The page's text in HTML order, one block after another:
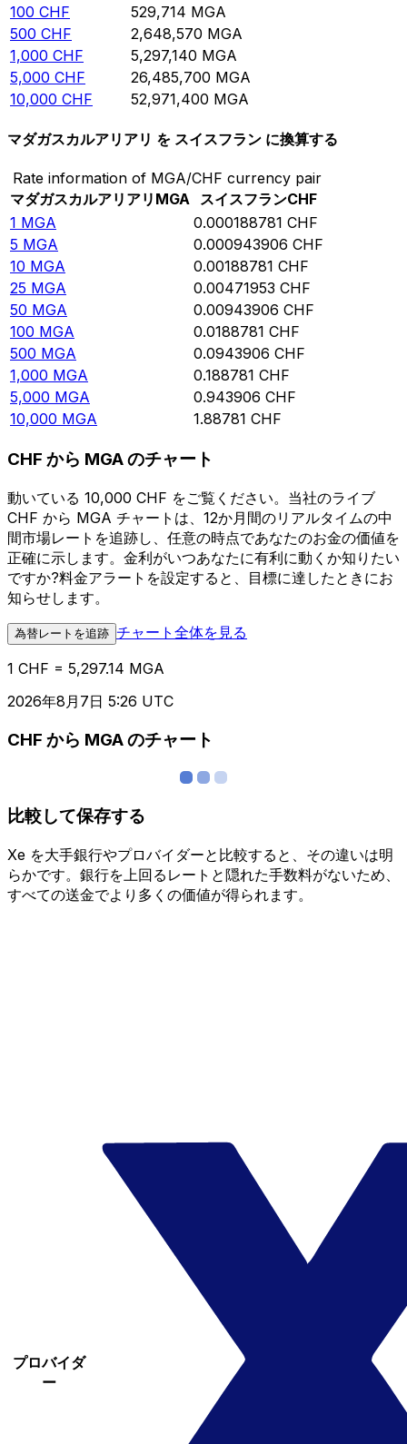
100 CHF 529,714 MGA
500 CHF 2,648,570 MGA
1,000 CHF 5,297,140 MGA
5,000 CHF 26,485,700 MGA
10,000 CHF 52,971,400 MGA
マダガスカルアリアリ を スイスフラン に換算する
Rate information of MGA/CHF currency pair
マダガスカルアリアリ MGA スイスフランCHF
1 MGA 0.000188781 CHF
5 MGA 0.000943906 CHF
10 MGA 0.00188781 CHF
25 MGA 0.00471953 CHF
50 MGA 0.00943906 CHF
100 MGA 0.0188781 CHF
500 MGA 0.0943906 CHF
1,000 MGA 0.188781 CHF
5,000 MGA 0.943906 CHF
10,000 MGA 1.88781 CHF
CHF から MGA のチャート
動いている 10,000 CHF をご覧ください。当社のライブ
CHF から MGA チャートは、12か月間のリアルタイムの中
間市場レートを追跡し、任意の時点であなたのお金の価値を
正確に示します。金利がいつあなたに有利に動くか知りたい
ですか?料金アラートを設定すると、目標に達したときにお
知らせします。
為替レートを追跡 チャート全体を見る
1 CHF = 5,297.14 MGA
2026年8月7日 5:26 UTC
CHF から MGA のチャート
比較して保存する
Xe を大手銀行やプロバイダーと比較すると、その違いは明
らかです。銀行を上回るレートと隠れた手数料がないため、
すべての送金でより多くの価値が得られます。
プロバイダ
ー